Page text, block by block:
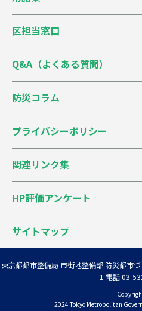
区担当窓口
Q&A（よくある質問）
防災コラム
プライバシーポリシー
関連リンク集
HP評価アンケート
サイトマップ
東京都都市整備局 市街地整備部 防災都市
1 電話 03-
2024 Tokyo Metropolitan